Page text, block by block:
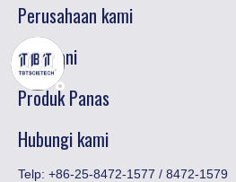
Perusahaan kami
Melayani
Produk Panas
Hubungi kami
Telp: +86-25-8472-1577 / 8472-1579